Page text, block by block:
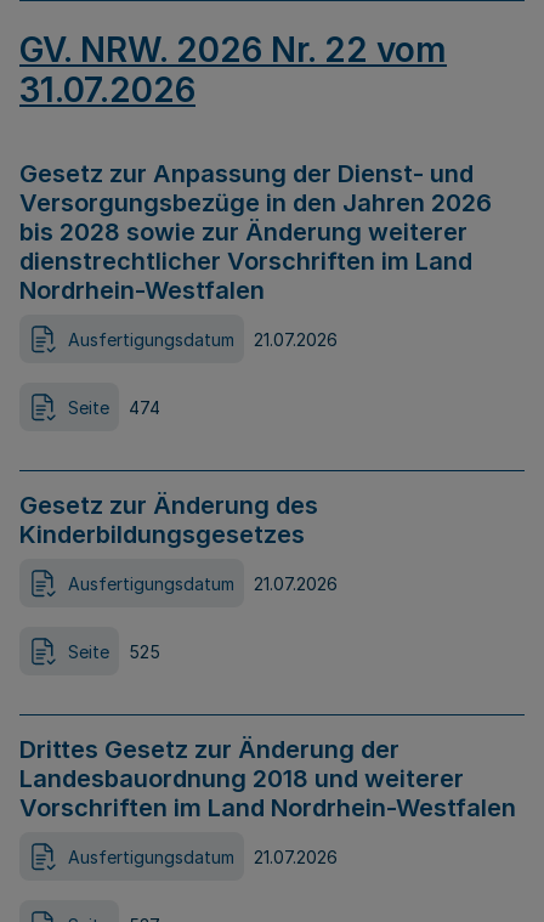
GV. NRW. 2026 Nr. 22 vom
31.07.2026
Gesetz zur Anpassung der Dienst- und
Versorgungsbezüge in den Jahren 2026
bis 2028 sowie zur Änderung weiterer
dienstrechtlicher Vorschriften im Land
Nordrhein-Westfalen
Ausfertigungsdatum 21.07.2026
Seite 474
Gesetz zur Änderung des
Kinderbildungsgesetzes
Ausfertigungsdatum 21.07.2026
Seite 525
Drittes Gesetz zur Änderung der
Landesbauordnung 2018 und weiterer
Vorschriften im Land Nordrhein-Westfalen
Ausfertigungsdatum 21.07.2026